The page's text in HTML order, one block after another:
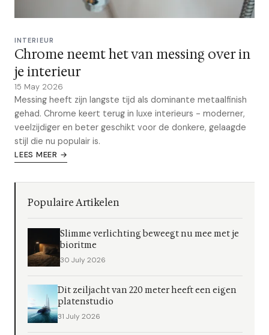
INTERIEUR
Chrome neemt het van messing over in
je interieur
15 May 2026
Messing heeft zijn langste tijd als dominante metaalfinish
gehad. Chrome keert terug in luxe interieurs - moderner,
veelzijdiger en beter geschikt voor de donkere, gelaagde
stijl die nu populair is.
LEES MEER →
Populaire Artikelen
Slimme verlichting beweegt nu mee met je
bioritme
30 July 2026
Dit zeiljacht van 220 meter heeft een eigen
platenstudio
31 July 2026